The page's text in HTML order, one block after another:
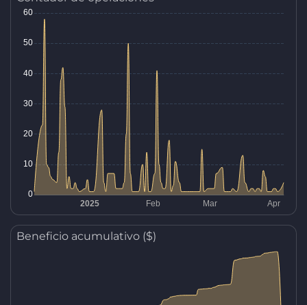
Beneficio acumulativo ($)